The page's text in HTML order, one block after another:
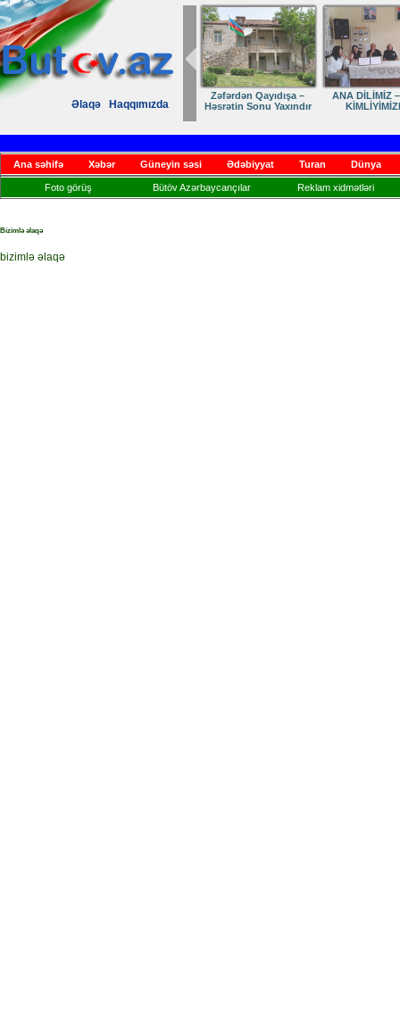
Əlaqə Haqqımızda
Zəfərdən Qayıdışa –
Həsrətin Sonu Yaxındır
ANA DİLİMİZ
Ana səhifə Xəbər Güneyin səsi Ədəbiyyat Turan Dünya
Foto görüş Bütöv Azərbaycançılar Reklam xidmətləri
Bizimlə əlaqə
bizimlə əlaqə